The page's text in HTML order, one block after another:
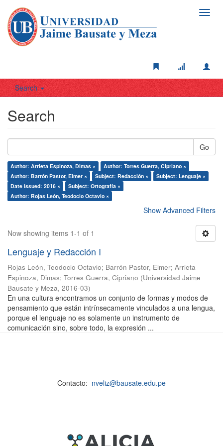
Search
Search
Go
Author: Arrieta Espinoza, Dimas ×
Author: Torres Guerra, Cipriano ×
Author: Barrón Pastor, Elmer ×
Subject: Redacción ×
Subject: Lenguaje ×
Date issued: 2016 ×
Subject: Ortografía ×
Author: Rojas León, Teodocio Octavio ×
Show Advanced Filters
Now showing items 1-1 of 1
Lenguaje y Redacción I
Rojas León, Teodocio Octavio; Barrón Pastor, Elmer; Arrieta
Espinoza, Dimas; Torres Guerra, Cipriano (Universidad Jaime
Bausate y Meza, 2016-03)
En una cultura encontramos un conjunto de formas y modos de
pensamiento que están intrínsecamente vinculados a una lengua,
porque el lenguaje no es solamente un instrumento de
comunicación sino, sobre todo, la expresión ...
Contacto: nveliz@bausate.edu.pe